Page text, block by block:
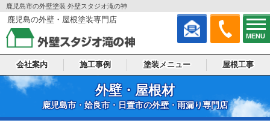
MENU
鹿児島市の外壁塗装 外壁スタジオ滝の神
鹿児島の外壁・屋根塗装専門店
会社案内 施工事例 塗装メニュー 屋根工事
外壁・屋根材
鹿児島市・姶良市・日置市の外壁・雨漏り専門店